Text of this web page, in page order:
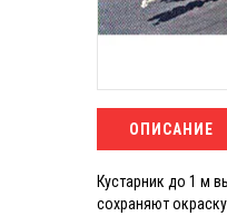
ОПИСАНИЕ
Кустарник до 1 м
сохраняют